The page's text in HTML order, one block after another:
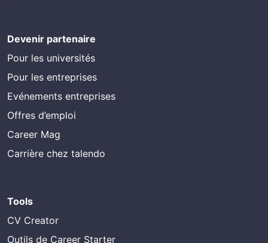
Devenir partenaire
Pour les universités
Pour les entreprises
Evénements entreprises
Offres d’emploi
Career Mag
Carrière chez talendo
Tools
CV Creator
Outils de Career Starter